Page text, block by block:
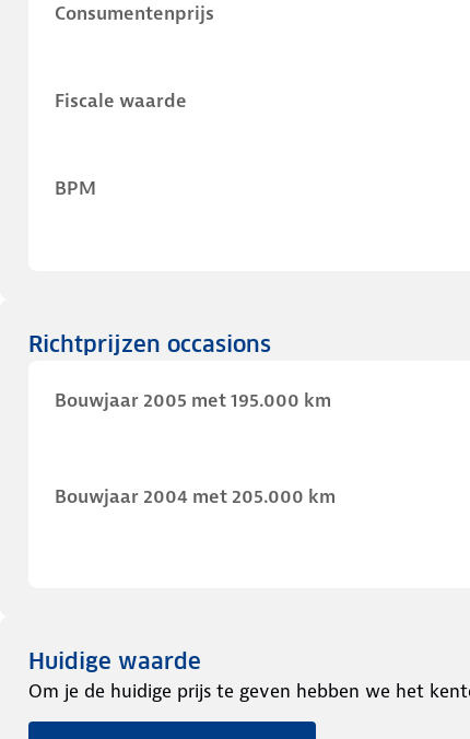
Consumentenprijs
Fiscale waarde
BPM
Richtprijzen occasions
Bouwjaar 2005 met 195.000 km
Bouwjaar 2004 met 205.000 km
Huidige waarde
Om je de huidige prijs te geven hebben we het